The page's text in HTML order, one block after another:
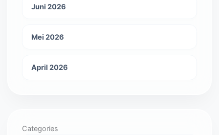
Juni 2026
Mei 2026
April 2026
Categories